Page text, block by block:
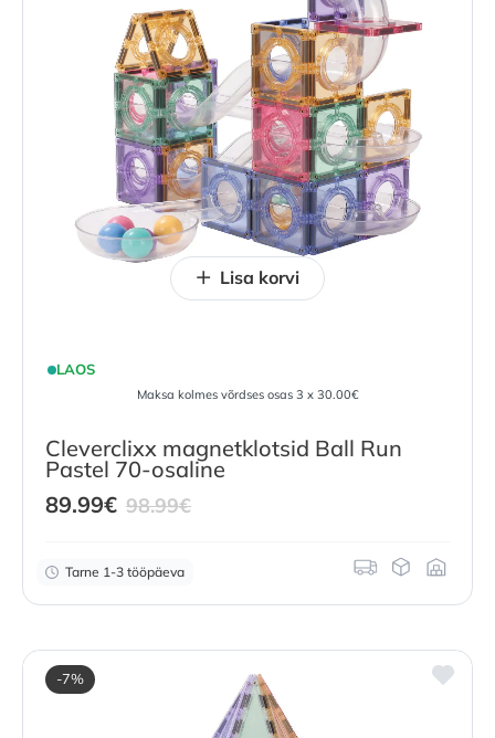
LAOS
Maksa kolmes võrdses osas 3 x 30.00€
Cleverclixx magnetklotsid Ball Run
Pastel 70-osaline
89.99€ Current
is:
89.99
98.99€Original
Tarne 1-3 tööpäeva
Lisa korvi
-7%